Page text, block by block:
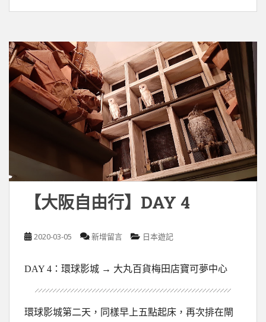
【大阪自由行】DAY 4
2020-03-05 新增留言 日本遊記
DAY 4：環球影城 → 大丸百貨梅田店寶可夢中心
環球影城第二天，同樣早上五點起床，再次排在閘